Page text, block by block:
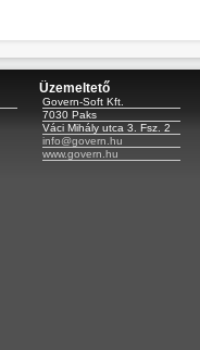
Üzemeltető
Govern-Soft Kft.
7030 Paks
Váci Mihály utca 3. Fsz. 2
info@govern.hu
www.govern.hu